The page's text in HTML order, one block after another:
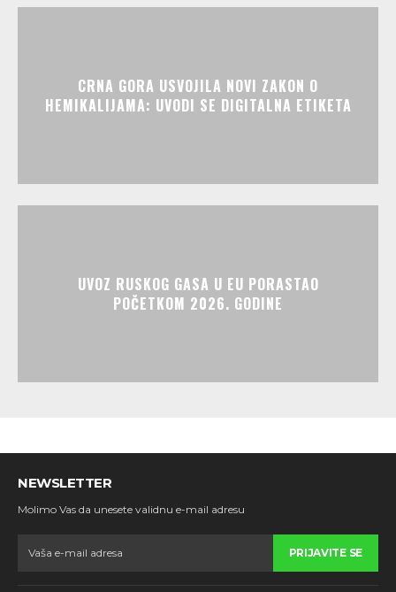
CRNA GORA USVOJILA NOVI ZAKON O
HEMIKALIJAMA: UVODI SE DIGITALNA ETIKETA
UVOZ RUSKOG GASA U EU PORASTAO
POČETKOM 2026. GODINE
NEWSLETTER
Molimo Vas da unesete validnu e-mail adresu
PRIJAVITE SE